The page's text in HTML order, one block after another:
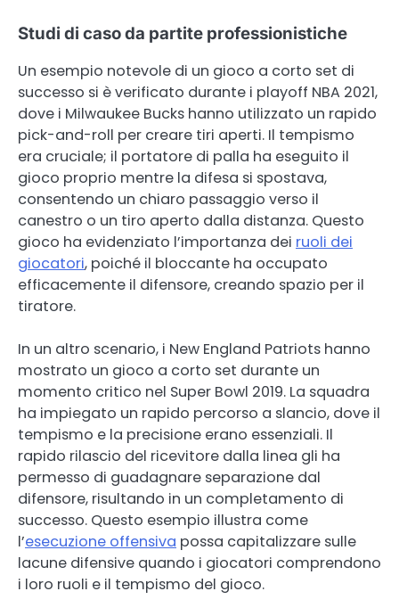
Studi di caso da partite professionistiche
Un esempio notevole di un gioco a corto set di
successo si è verificato durante i playoff NBA 2021,
dove i Milwaukee Bucks hanno utilizzato un rapido
pick-and-roll per creare tiri aperti. Il tempismo
era cruciale; il portatore di palla ha eseguito il
gioco proprio mentre la difesa si spostava,
consentendo un chiaro passaggio verso il
canestro o un tiro aperto dalla distanza. Questo
gioco ha evidenziato l’importanza dei ruoli dei
giocatori, poiché il bloccante ha occupato
efficacemente il difensore, creando spazio per il
tiratore.
In un altro scenario, i New England Patriots hanno
mostrato un gioco a corto set durante un
momento critico nel Super Bowl 2019. La squadra
ha impiegato un rapido percorso a slancio, dove il
tempismo e la precisione erano essenziali. Il
rapido rilascio del ricevitore dalla linea gli ha
permesso di guadagnare separazione dal
difensore, risultando in un completamento di
successo. Questo esempio illustra come
l’esecuzione offensiva possa capitalizzare sulle
lacune difensive quando i giocatori comprendono
i loro ruoli e il tempismo del gioco.